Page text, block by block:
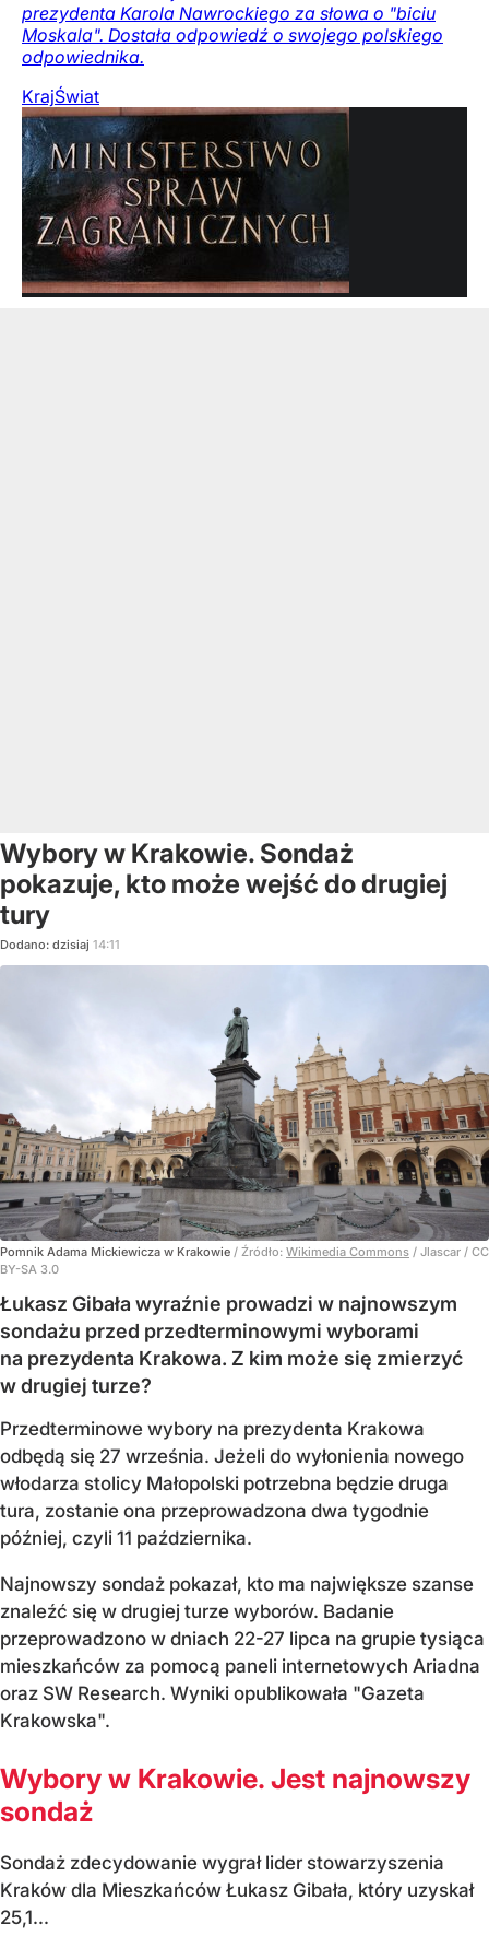
prezydenta Karola Nawrockiego za słowa o "biciu
Moskala". Dostała odpowiedź o swojego polskiego
odpowiednika.
KrajŚwiat
Wybory w Krakowie. Sondaż
pokazuje, kto może wejść do drugiej
tury
Dodano: dzisiaj 14:11
Pomnik Adama Mickiewicza w Krakowie / Źródło: Wikimedia Commons / Jlascar / CC
BY-SA 3.0
Łukasz Gibała wyraźnie prowadzi w najnowszym
sondażu przed przedterminowymi wyborami
na prezydenta Krakowa. Z kim może się zmierzyć
w drugiej turze?
Przedterminowe wybory na prezydenta Krakowa
odbędą się 27 września. Jeżeli do wyłonienia nowego
włodarza stolicy Małopolski potrzebna będzie druga
tura, zostanie ona przeprowadzona dwa tygodnie
później, czyli 11 października.
Najnowszy sondaż pokazał, kto ma największe szanse
znaleźć się w drugiej turze wyborów. Badanie
przeprowadzono w dniach 22-27 lipca na grupie tysiąca
mieszkańców za pomocą paneli internetowych Ariadna
oraz SW Research. Wyniki opublikowała "Gazeta
Krakowska".
Wybory w Krakowie. Jest najnowszy
sondaż
Sondaż zdecydowanie wygrał lider stowarzyszenia
Kraków dla Mieszkańców Łukasz Gibała, który uzyskał
25,1...